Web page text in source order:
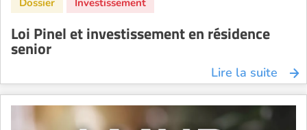
Loi Pinel et investissement en résidence
senior
Lire la suite